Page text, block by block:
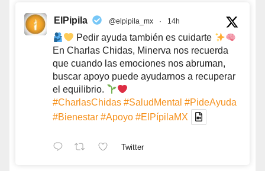
ElPipila @elpipila_mx · 14h
Pedir ayuda también es cuidarte
En Charlas Chidas, Minerva nos recuerda
que cuando las emociones nos abruman,
buscar apoyo puede ayudarnos a recuperar
el equilibrio.
#CharlasChidas #SaludMental #PideAyuda
#Bienestar #Apoyo #ElPípilaMX
Twitter